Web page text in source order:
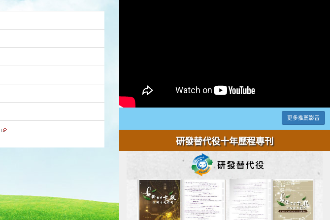
更多推薦影音
研發替代役十年歷程專刊